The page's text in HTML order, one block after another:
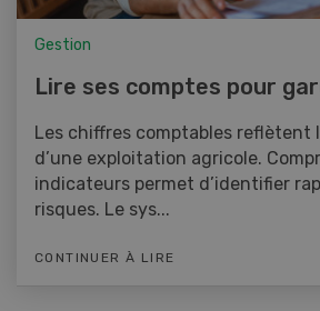
Gestion
Lire ses comptes pour
Les chiffres comptables reflètent
d’une exploitation agricole.
indicateurs permet d’identifier
risques. Le sys...
CONTINUER À LIRE